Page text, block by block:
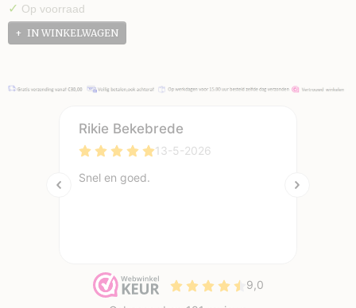
✓ Op voorraad
IN WINKELWAGEN